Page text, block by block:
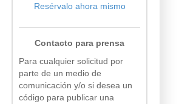
Resérvalo ahora mismo
Contacto para prensa
Para cualquier solicitud por
parte de un medio de
comunicación y/o si desea un
código para publicar una